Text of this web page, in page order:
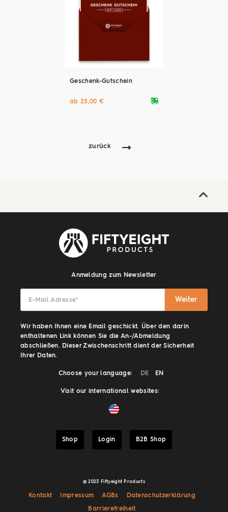
Geschenk-Gutschein
deliveryvan
ab 25,00 €
zurück
Anmeldung zum Newsletter
E-Mail Adresse* Weiter
Wir haben Ihnen eine Email geschickt. Über den darin
enthaltenen Link können Sie die An-/Abmeldung
abschließen. Dieser Zwischenschritt dient der Sicherheit
Ihrer Daten.
Choose your language: DE EN
Visit our international websites:
Shop Login B2B Shop
@ 2023 Fiftyeight Products
Kontakt Impressum AGBs Datenschutzerklärung
Barrierefreiheit